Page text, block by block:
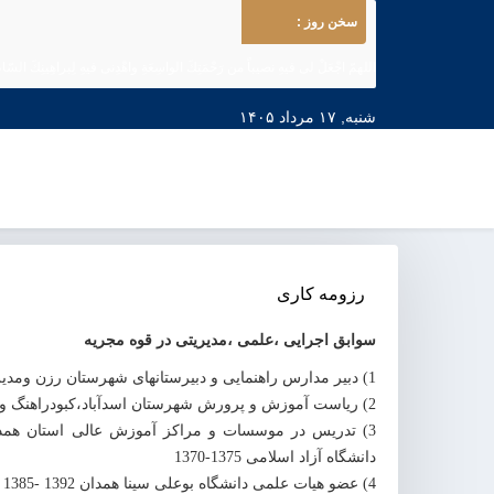
سخن روز :
خدایا پاكیزه‌ام كن در این روز از چرك و كثافت و شكیبائیم ده در آن به
شنبه, ۱۷ مرداد ۱۴۰۵
رزومه کاری
سوابق اجرایی ،علمی ،مدیریتی در قوه مجریه
1) دبیر مدارس راهنمایی و دبیرستانهای شهرستان رزن ومدیر دبیرستان شهید موسوی 1358-1356
2) ریاست آموزش و پرورش شهرستان اسدآباد،کبودراهنگ ووهمدان 1364- 1360و
3) تدریس در موسسات و مراکز آموزش عالی استان
دانشگاه آزاد اسلامی 1375-1370
4) عضو هیات علمی دانشگاه بوعلی سینا همدان 1392 -1385